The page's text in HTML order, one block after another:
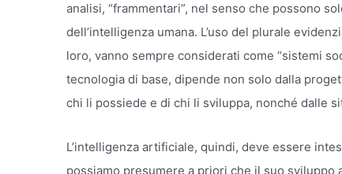
analisi, “frammentari”, nel senso che possono
dell’intelligenza umana. L’uso del plurale
loro, vanno sempre considerati come “sistemi
tecnologia di base, dipende non solo dalla
chi li possiede e di chi li sviluppa, nonché dalle
L’intelligenza artificiale, quindi, deve essere
possiamo presumere a priori che il suo